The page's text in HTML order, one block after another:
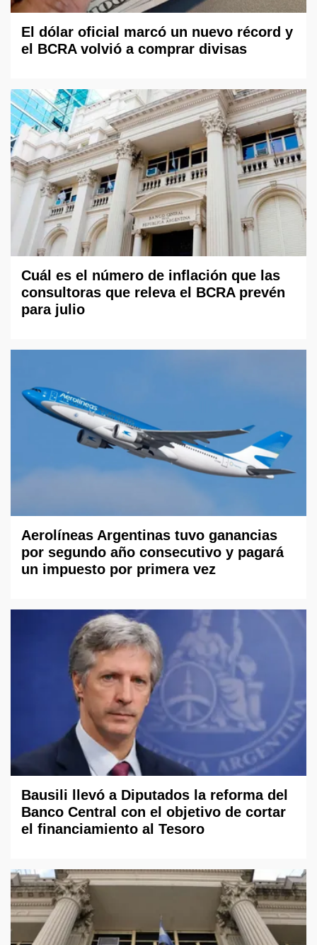
El dólar oficial marcó un nuevo récord y
el BCRA volvió a comprar divisas
Cuál es el número de inflación que las
consultoras que releva el BCRA prevén
para julio
Aerolíneas Argentinas tuvo ganancias
por segundo año consecutivo y pagará
un impuesto por primera vez
Bausili llevó a Diputados la reforma del
Banco Central con el objetivo de cortar
el financiamiento al Tesoro